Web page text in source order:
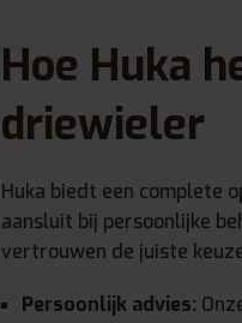
Hoe Huka
driewieler
Huka biedt een complete
aansluit bij persoonlijke
vertrouwen de juiste
Persoonlijk advies: